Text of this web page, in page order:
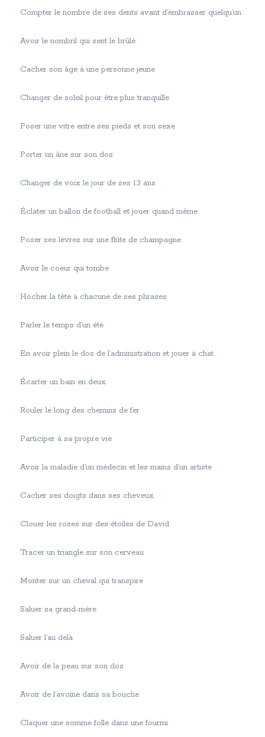
Compter le nombre de ses dents avant d’embrasser quelqu’un
Avoir le nombril qui sent le brûlé
Cacher son âge à une personne jeune
Changer de soleil pour être plus tranquille
Poser une vitre entre ses pieds et son sexe
Porter un âne sur son dos
Changer de voix le jour de ses 13 ans
Éclater un ballon de football et jouer quand même
Poser ses lèvres sur une flûte de champagne
Avoir le coeur qui tombe
Hocher la tête à chacune de ses phrases
Parler le temps d’un été
En avoir plein le dos de l’administration et jouer à chat
Écarter un bain en deux
Rouler le long des chemins de fer
Participer à sa propre vie
Avoir la maladie d’un médecin et les mains d’un artiste
Cacher ses doigts dans ses cheveux
Clouer les roses sur des étoiles de David
Tracer un triangle sur son cerveau
Monter sur un cheval qui transpire
Saluer sa grand-mère
Saluer l’au delà
Avoir de la peau sur son dos
Avoir de l’avoine dans sa bouche
Claquer une somme folle dans une fourmi